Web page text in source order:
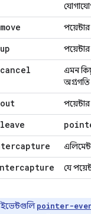
এমন
এলিমেন্ট
যে
ইভেন্টগুলিpointer-